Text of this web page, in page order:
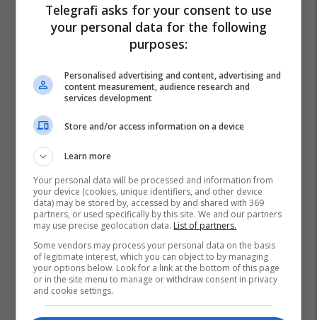
Telegrafi asks for your consent to use
your personal data for the following
purposes:
Personalised advertising and content, advertising and
content measurement, audience research and
services development
Store and/or access information on a device
Learn more
Your personal data will be processed and information from
your device (cookies, unique identifiers, and other device
data) may be stored by, accessed by and shared with 369
partners, or used specifically by this site. We and our partners
may use precise geolocation data. List of partners.
Some vendors may process your personal data on the basis
of legitimate interest, which you can object to by managing
your options below. Look for a link at the bottom of this page
or in the site menu to manage or withdraw consent in privacy
and cookie settings.